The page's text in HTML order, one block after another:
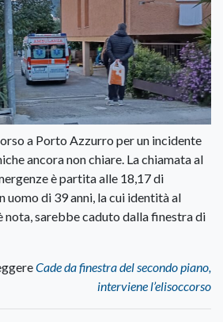
a Porto Azzurro per un incidente
ancora non chiare. La chiamata al
è partita alle 18,17 di
uomo di 39 anni, la cui identità al
nota, sarebbe caduto dalla finestra di
Cade da finestra del secondo piano,
interviene l’elisoccorso